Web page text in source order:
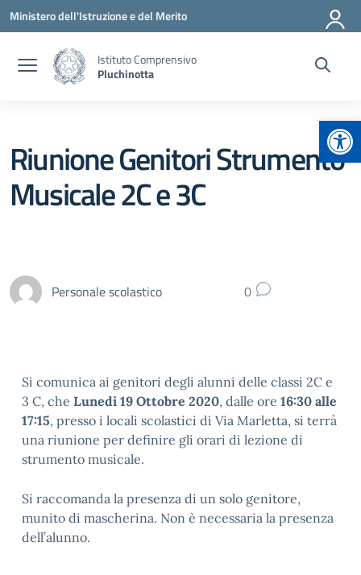
Vai ai contenuti
Vai al menu di navigazione
Vai al footer
Ministero dell'Istruzione e del Merito
Istituto Comprensivo
Pluchinotta
Riunione Genitori Strumento
Musicale 2C e 3C
Personale scolastico 0
Si comunica ai genitori degli alunni delle classi 2C e
3 C, che Lunedi 19 Ottobre 2020, dalle ore 16:30 alle
17:15, presso i locali scolastici di Via Marletta, si terrà
una riunione per definire gli orari di lezione di
strumento musicale.
Si raccomanda la presenza di un solo genitore,
munito di mascherina. Non è necessaria la presenza
dell’alunno.